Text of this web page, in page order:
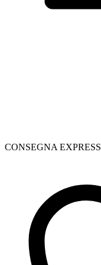
CONSEGNA EXPRESS